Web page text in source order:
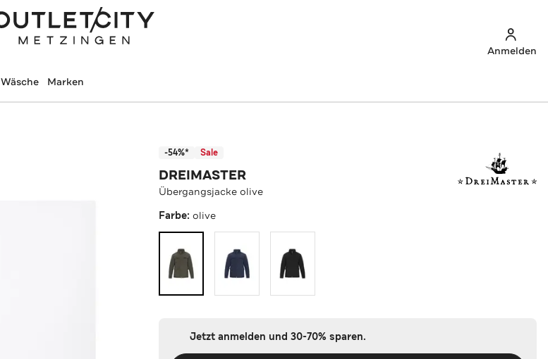
Anmelden
Wäsche Marken
-54%* Sale
DREIMASTER
Übergangsjacke olive
Farbe:olive
Jetzt anmelden und 30-70% sparen.